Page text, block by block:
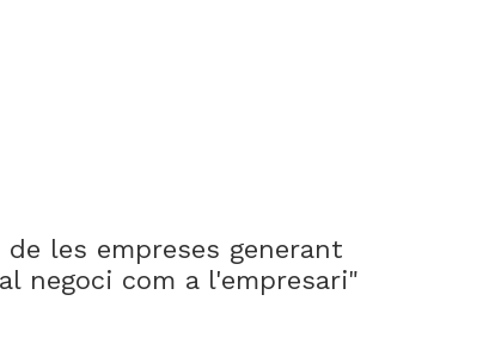
les empreses generant
negoci com a l'empresari"